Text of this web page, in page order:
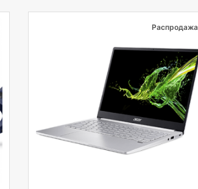
Распродажа